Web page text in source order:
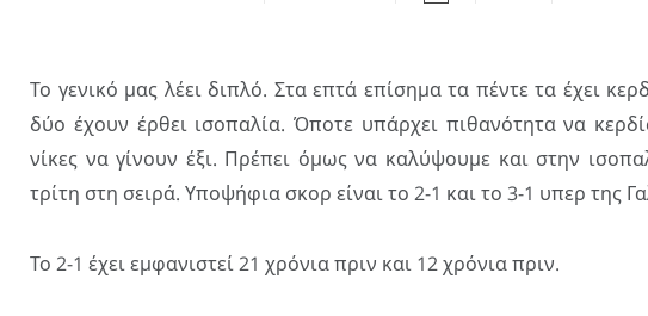
Το γενικό μας λέει διπλό. Στα επτά επίσημα τα πέντε τα έχει
δύο έχουν έρθει ισοπαλία. Όποτε υπάρχει πιθανότητα να
νίκες να γίνουν έξι. Πρέπει όμως να καλύψουμε και στην
τρίτη στη σειρά. Υποψήφια σκορ είναι το 2-1 και το 3-1 υπερ της
Το 2-1 έχει εμφανιστεί 21 χρόνια πριν και 12 χρόνια πριν.